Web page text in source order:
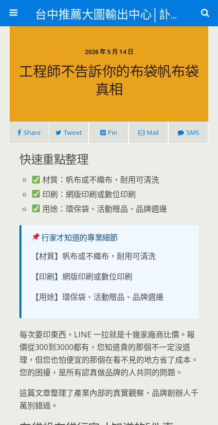
台中推薦大圖輸出中心│訃聞、紋身貼紙、急件名片
2026 年 5 月 14 日
工程師不告訴你的布袋帆布袋
真相
Share Tweet Pin Mail SMS
快速重點整理
材質：帆布或不織布，耐用可清洗
印刷：網版印刷或數位印刷
用途：環保袋、活動贈品、品牌週邊
行家才知道的專業細節
【材質】帆布或不織布，耐用可清洗
【印刷】網版印刷或數位印刷
【用途】環保袋、活動贈品、品牌週邊
每次要印東西，LINE 一拉就是十幾家廠商比價。報
價從300到3000都有，您知道貴的那個不一定沒道
理，但您也怕便宜的那個在看不見的地方省了成本。
您的困擾，是所有認真做品牌的人共同的問題。
這篇文章整理了產業內部的真實觀察，品牌創辦人千
萬別錯過。